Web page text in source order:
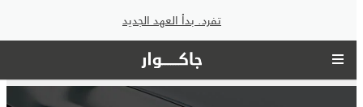
تفرد. بدأ العهد الجديد